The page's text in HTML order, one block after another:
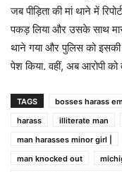
जब पीड़िता की मां थाने में
पकड़ लिया और उसके साथ
थाने गया और पुलिस को इसकी
पेश किया. वहीं, अब आरोपी
TAGS bosses harass
harass
illiterate man
man harasses minor girl |
man knocked out